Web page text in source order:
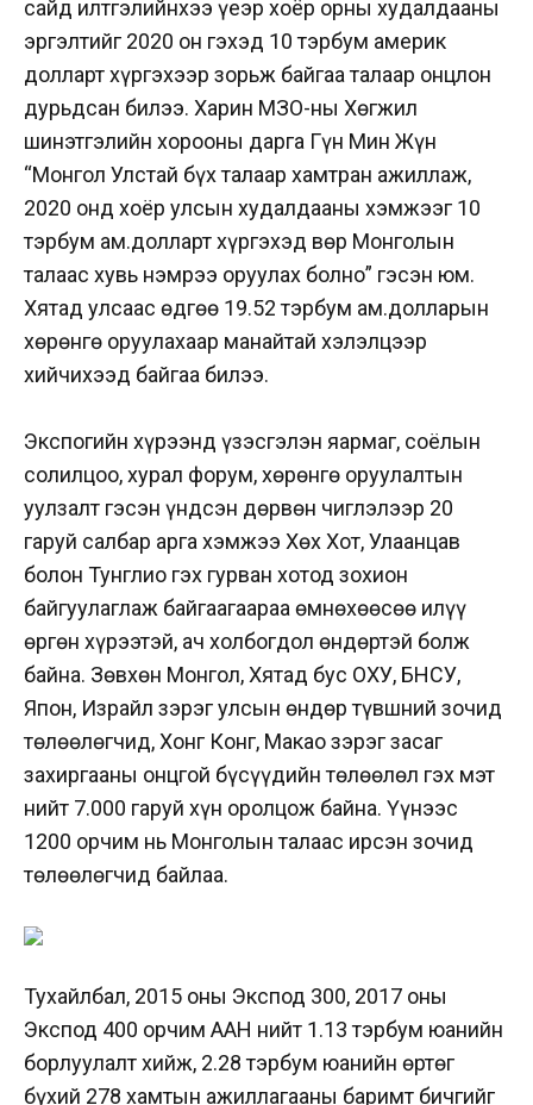
сайд илтгэлийнхээ үеэр хоёр орны худалдааны
эргэлтийг 2020 он гэхэд 10 тэрбум америк
долларт хүргэхээр зорьж байгаа талаар онцлон
дурьдсан билээ. Харин ӨМӨЗО-ны Хөгжил
шинэтгэлийн хорооны дарга Гүн Мин Жүн
“Монгол Улстай бүх талаар хамтран ажиллаж,
2020 онд хоёр улсын худалдааны хэмжээг 10
тэрбум ам.долларт хүргэхэд Өвөр Монголын
талаас хувь нэмрээ оруулах болно” гэсэн юм.
Хятад улсаас өдгөө 19.52 тэрбум ам.долларын
хөрөнгө оруулахаар манайтай хэлэлцээр
хийчихээд байгаа билээ.
Экспогийн хүрээнд үзэсгэлэн яармаг, соёлын
солилцоо, хурал форум, хөрөнгө оруулалтын
уулзалт гэсэн үндсэн дөрвөн чиглэлээр 20
гаруй салбар арга хэмжээ Хөх Хот, Улаанцав
болон Тунглио гэх гурван хотод зохион
байгуулаглаж байгаагаараа өмнөхөөсөө илүү
өргөн хүрээтэй, ач холбогдол өндөртэй болж
байна. Зөвхөн Монгол, Хятад бус ОХУ, БНСУ,
Япон, Израйл зэрэг улсын өндөр түвшний зочид
төлөөлөгчид, Хонг Конг, Макао зэрэг засаг
захиргааны онцгой бүсүүдийн төлөөлөл гэх мэт
нийт 7.000 гаруй хүн оролцож байна. Үүнээс
1200 орчим нь Монголын талаас ирсэн зочид
төлөөлөгчид байлаа.
Тухайлбал, 2015 оны Экспод 300, 2017 оны
Экспод 400 орчим ААН нийт 1.13 тэрбум юанийн
борлуулалт хийж, 2.28 тэрбум юанийн өртөг
бүхий 278 хамтын ажиллагааны баримт бичгийг